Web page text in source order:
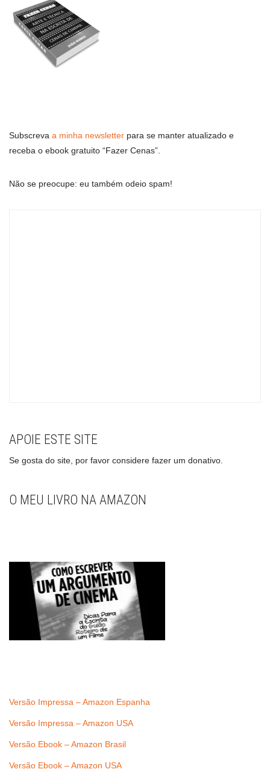
Subscreva a minha newsletter para se manter atualizado e
receba o ebook gratuito “Fazer Cenas”.
Não se preocupe: eu também odeio spam!
APOIE ESTE SITE
Se gosta do site, por favor considere fazer um donativo.
O MEU LIVRO NA AMAZON
Versão Impressa – Amazon Espanha
Versão Impressa – Amazon USA
Versão Ebook – Amazon Brasil
Versão Ebook – Amazon USA